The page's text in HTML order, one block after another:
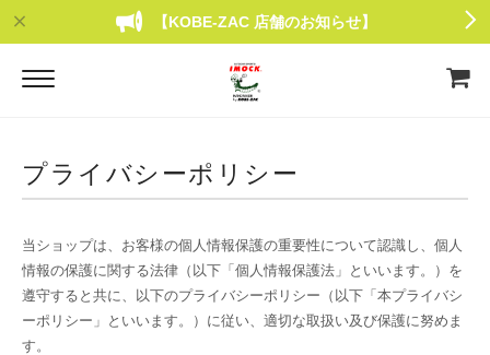
【KOBE-ZAC 店舗のお知らせ】
プライバシーポリシー
当ショップは、お客様の個人情報保護の重要性について認識し、個人
情報の保護に関する法律（以下「個人情報保護法」といいます。）を
遵守すると共に、以下のプライバシーポリシー（以下「本プライバシ
ーポリシー」といいます。）に従い、適切な取扱い及び保護に努めま
す。